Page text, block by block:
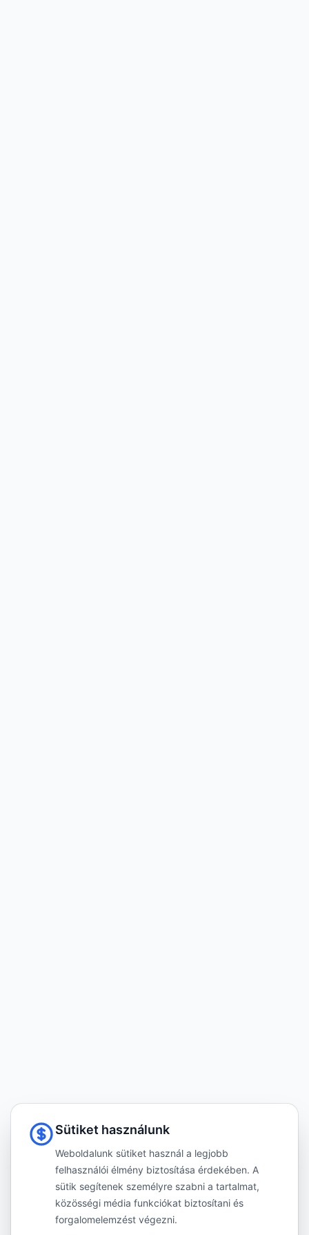
Sütiket használunk
Weboldalunk sütiket használ a legjobb
felhasználói élmény biztosítása érdekében. A
sütik segítenek személyre szabni a tartalmat,
közösségi média funkciókat biztosítani és
forgalomelemzést végezni.